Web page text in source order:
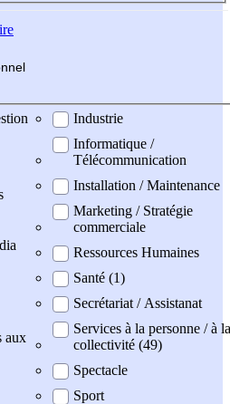
aux
Industrie
Informatique /
Télécommunication
Installation / Maintenance
Marketing / Stratégie
commerciale
Ressources Humaines
Santé (1)
Secrétariat / Assistanat
Services à la personne / à la
collectivité (49)
Spectacle
Sport